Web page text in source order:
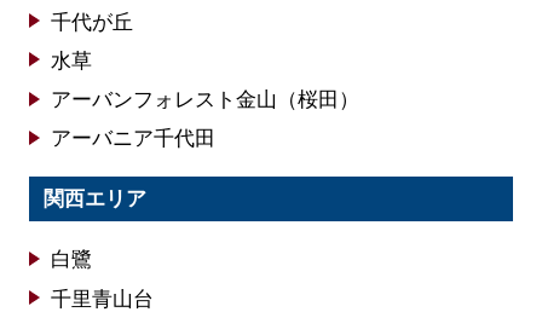
千代が丘
水草
アーバンフォレスト金山（桜田）
アーバニア千代田
関西エリア
白鷺
千里青山台